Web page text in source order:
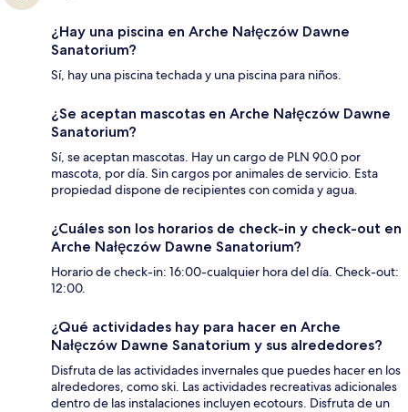
¿Hay una piscina en Arche Nałęczów Dawne
Sanatorium?
Sí, hay una piscina techada y una piscina para niños.
¿Se aceptan mascotas en Arche Nałęczów Dawne
Sanatorium?
Sí, se aceptan mascotas. Hay un cargo de PLN 90.0 por
mascota, por día. Sin cargos por animales de servicio. Esta
propiedad dispone de recipientes con comida y agua.
¿Cuáles son los horarios de check-in y check-out en
Arche Nałęczów Dawne Sanatorium?
Horario de check-in: 16:00-cualquier hora del día. Check-out:
12:00.
¿Qué actividades hay para hacer en Arche
Nałęczów Dawne Sanatorium y sus alrededores?
Disfruta de las actividades invernales que puedes hacer en los
alrededores, como ski. Las actividades recreativas adicionales
dentro de las instalaciones incluyen ecotours. Disfruta de un